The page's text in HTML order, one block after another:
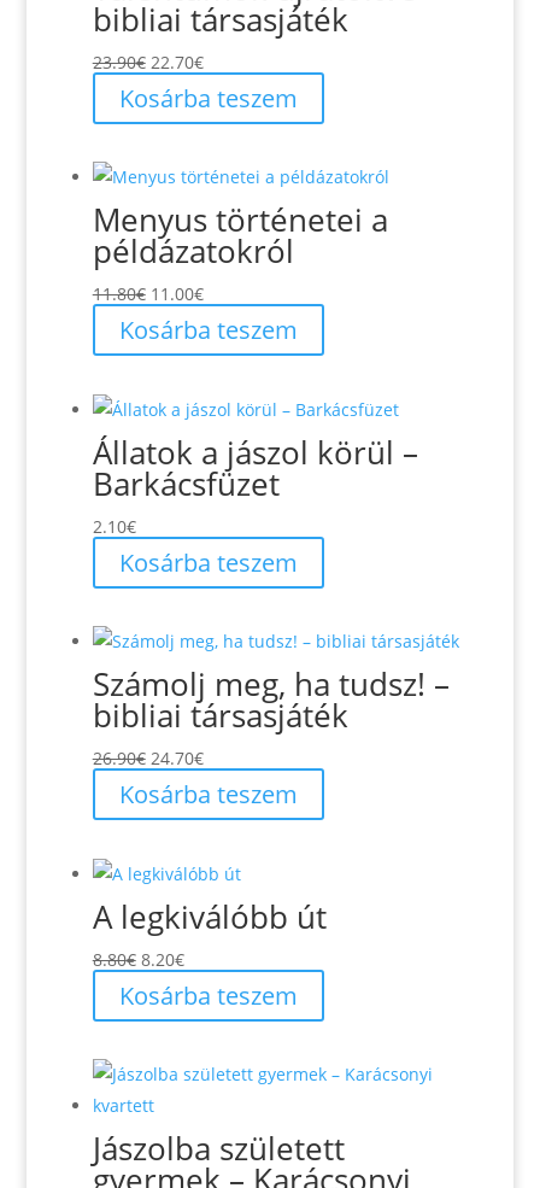
bibliai társasjáték
23.90€ Original
price
was:
22.70€Current
price
is:
Kosárba teszem
Menyus történetei a
példázatokról
11.80€ Original
price
was:
11.00€Current
price
is:
Kosárba teszem
Állatok a jászol körül –
Barkácsfüzet
2.10€
Kosárba teszem
Számolj meg, ha tudsz! –
bibliai társasjáték
26.90€ Original
price
was:
24.70€Current
price
is:
Kosárba teszem
A legkiválóbb út
8.80€ Original
price
was:
8.20€Current
price
is:
Kosárba teszem
Jászolba született